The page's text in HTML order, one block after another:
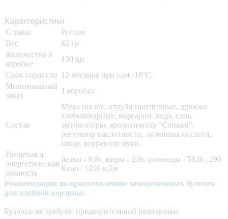
Характеристики
Страна
Россия
Вес
42 гр
Количество в
коробке
100 шт
Срок годности 12 месяцев при при -18°C.
Минимальный
заказ
1 коробка
Состав
Мука пш в/с, отруби пшеничные, дрожжи
хлебопекарные, маргарин, вода, соль,
эмульгаторы, ароматизатор “Сливки”,
регулятор кислотности, лимонная кислота,
сахар, корректор муки.
Пищевая и
энергетическая
ценность
белки - 9,0г, жиры - 2,0г, углеводы - 58,0г; 290
Ккал / 1210 кДж
Рекомендации по приготовлению замороженных булочек
для хлебной корзины:
Булочки не требуют предварительной разморозки.